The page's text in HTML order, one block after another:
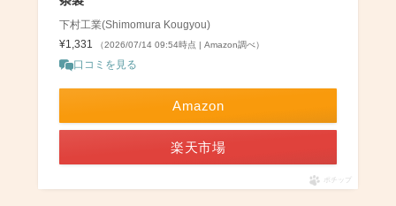
下村工業(Shimomura Kougyou)
¥1,331
（2026/07/14 09:54時点 | Amazon調べ）
口コミを見る
Amazon
楽天市場
ポチップ